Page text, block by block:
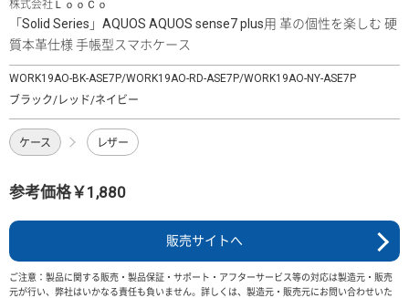
株式会社ＬｏｏＣｏ
「Solid Series」AQUOS AQUOS sense7 plus用 革の個性を楽しむ 硬
質本革仕様 手帳型スマホケース
WORK19AO-BK-ASE7P/WORK19AO-RD-ASE7P/WORK19AO-NY-ASE7P
ブラック/レッド/ネイビー
ケース レザー
参考価格￥1,880
販売サイトへ
ご注意：製品に関する販売・製品保証・サポート・アフターサービス等の対応は製造元・販売
元が行い、弊社はいかなる責任も負いません。詳しくは、製造元・販売元にお問い合わせいた